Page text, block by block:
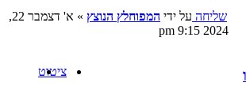
ציטוט
שליחה על ידי המפוחלץ הנוצץ»
א' דצמבר 22,
2024 9:15 pm